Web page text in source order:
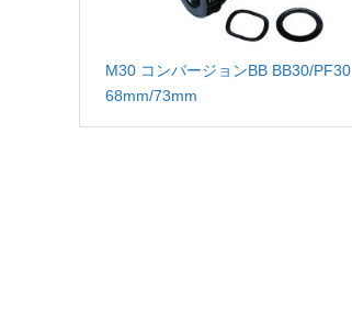
M30 コンバージョンBB BB30/PF30
68mm/73mm